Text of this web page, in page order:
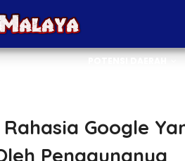
Google
Penggunanya